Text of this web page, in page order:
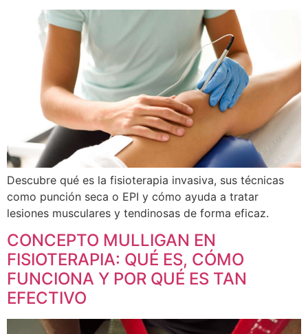
Descubre qué es la fisioterapia invasiva, sus técnicas
como punción seca o EPI y cómo ayuda a tratar
lesiones musculares y tendinosas de forma eficaz.
CONCEPTO MULLIGAN EN
FISIOTERAPIA: QUÉ ES, CÓMO
FUNCIONA Y POR QUÉ ES TAN
EFECTIVO